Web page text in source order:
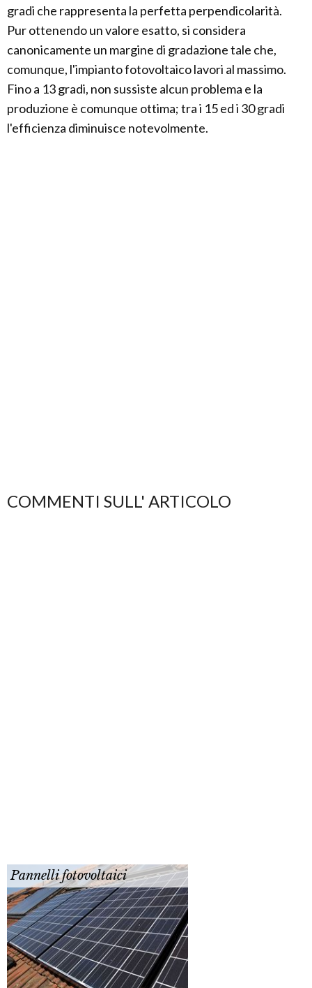
gradi che rappresenta la perfetta perpendicolarità.
Pur ottenendo un valore esatto, si considera
canonicamente un margine di gradazione tale che,
comunque, l'impianto fotovoltaico lavori al massimo.
Fino a 13 gradi, non sussiste alcun problema e la
produzione è comunque ottima; tra i 15 ed i 30 gradi
l'efficienza diminuisce notevolmente.
COMMENTI SULL' ARTICOLO
Pannelli fotovoltaici